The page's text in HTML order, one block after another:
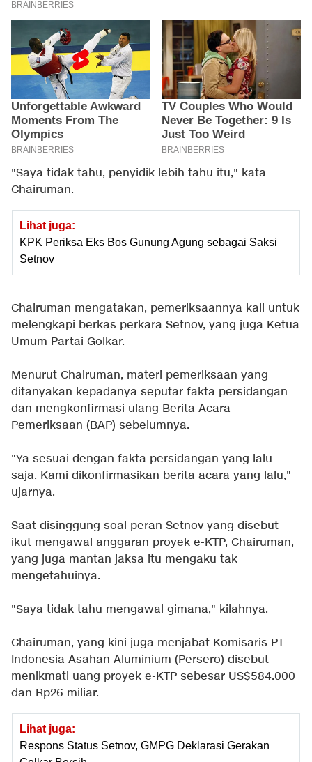
"Saya tidak tahu, penyidik lebih tahu itu," kata
Chairuman.
Lihat juga:
KPK Periksa Eks Bos Gunung Agung sebagai Saksi
Setnov
Chairuman mengatakan, pemeriksaannya kali untuk
melengkapi berkas perkara Setnov, yang juga Ketua
Umum Partai Golkar.
Menurut Chairuman, materi pemeriksaan yang
ditanyakan kepadanya seputar fakta persidangan
dan mengkonfirmasi ulang Berita Acara
Pemeriksaan (BAP) sebelumnya.
"Ya sesuai dengan fakta persidangan yang lalu
saja. Kami dikonfirmasikan berita acara yang lalu,"
ujarnya.
Saat disinggung soal peran Setnov yang disebut
ikut mengawal anggaran proyek e-KTP, Chairuman,
yang juga mantan jaksa itu mengaku tak
mengetahuinya.
"Saya tidak tahu mengawal gimana," kilahnya.
Chairuman, yang kini juga menjabat Komisaris PT
Indonesia Asahan Aluminium (Persero) disebut
menikmati uang proyek e-KTP sebesar US$584.000
dan Rp26 miliar.
Lihat juga:
Respons Status Setnov, GMPG Deklarasi Gerakan